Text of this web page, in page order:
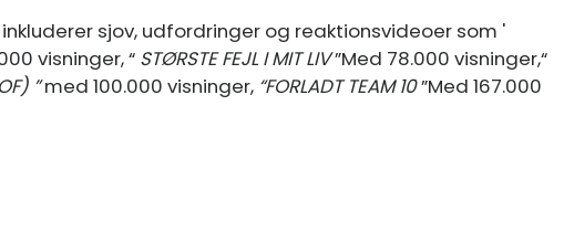
sjov, udfordringer og reaktionsvideoer som '
visninger, “ STØRSTE FEJL I MIT LIV”Med 78.000 visninger,“
”med 100.000 visninger, “FORLADT TEAM 10”Med 167.000